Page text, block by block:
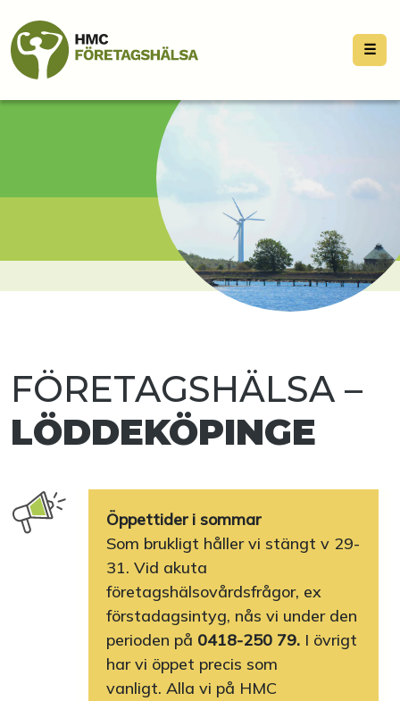
☰
FÖRETAGSHÄLSA –
LÖDDEKÖPINGE
Öppettider i sommar
Som brukligt håller vi stängt v 29-
31. Vid akuta
företagshälsovårdsfrågor, ex
förstadagsintyg, nås vi under den
perioden på 0418-250 79. I övrigt
har vi öppet precis som
vanligt. Alla vi på HMC